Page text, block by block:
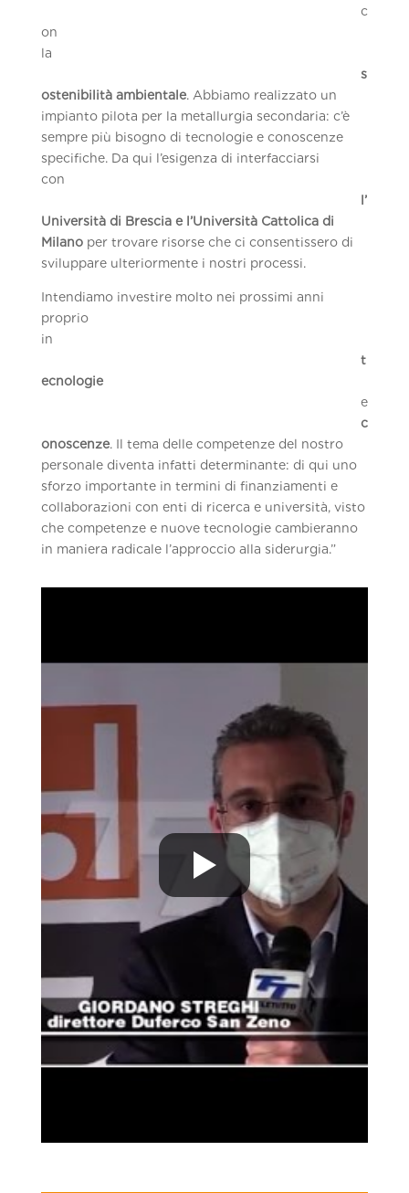
c
on
la
s
ostenibilità ambientale. Abbiamo realizzato un
impianto pilota per la metallurgia secondaria: c’è
sempre più bisogno di tecnologie e conoscenze
specifiche. Da qui l’esigenza di interfacciarsi
con
l’
Università di Brescia e l’Università Cattolica di
Milanoper trovare risorse che ci consentissero di
sviluppare ulteriormente i nostri processi.
Intendiamo investire molto nei prossimi anni
proprio
in
t
ecnologie
e
c
onoscenze. Il tema delle competenze del nostro
personale diventa infatti determinante: di qui uno
sforzo importante in termini di finanziamenti e
collaborazioni con enti di ricerca e università, visto
che competenze e nuove tecnologie cambieranno
in maniera radicale l’approccio alla siderurgia.”